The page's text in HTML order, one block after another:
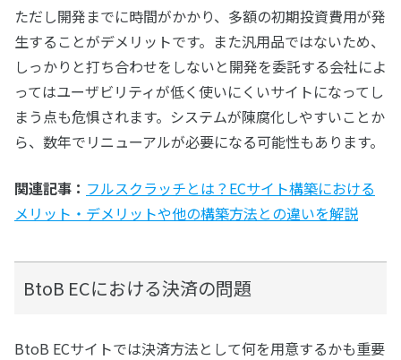
ただし開発までに時間がかかり、多額の初期投資費用が発
生することがデメリットです。また汎用品ではないため、
しっかりと打ち合わせをしないと開発を委託する会社によ
ってはユーザビリティが低く使いにくいサイトになってし
まう点も危惧されます。システムが陳腐化しやすいことか
ら、数年でリニューアルが必要になる可能性もあります。
関連記事： フルスクラッチとは？ECサイト構築における
メリット・デメリットや他の構築方法との違いを解説
BtoB ECにおける決済の問題
BtoB ECサイトでは決済方法として何を用意するかも重要